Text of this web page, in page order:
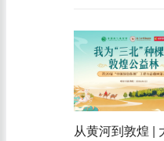
从黄河到敦煌 |